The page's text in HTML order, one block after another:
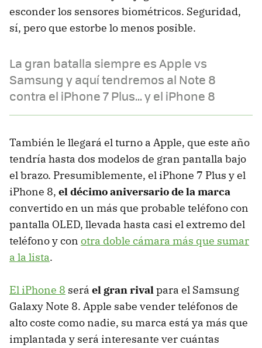
esconder los sensores biométricos. Seguridad,
sí, pero que estorbe lo menos posible.
La gran batalla siempre es Apple vs
Samsung y aquí tendremos al Note 8
contra el iPhone 7 Plus... y el iPhone 8
También le llegará el turno a Apple, que este año
tendría hasta dos modelos de gran pantalla bajo
el brazo. Presumiblemente, el iPhone 7 Plus y el
iPhone 8, el décimo aniversario de la marca
convertido en un más que probable teléfono con
pantalla OLED, llevada hasta casi el extremo del
teléfono y con otra doble cámara más que sumar
a la lista.
El iPhone 8 será el gran rivalpara el Samsung
Galaxy Note 8. Apple sabe vender teléfonos de
alto coste como nadie, su marca está ya más que
implantada y será interesante ver cuántas